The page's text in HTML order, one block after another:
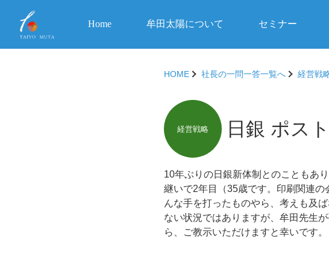
Home 牟田太陽について セミナー
HOME 社長の一問一答一覧へ 経営戦
経営戦略 日銀 ポス
10年ぶりの日銀新体制とのこともあ
継いで2年目（35歳です。印刷関連
んな手を打ったものやら、考えも及
ない状況ではありますが、牟田先生
ら、ご教示いただけますと幸いです。